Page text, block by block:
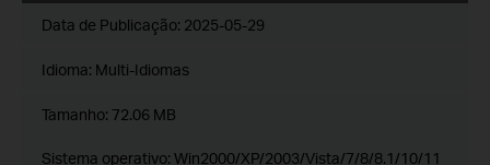
Data de Publicação: 2025-05-29
Idioma: Multi-Idiomas
Tamanho: 72.06 MB
Sistema operativo: Win2000/XP/2003/Vista/7/8/8.1/10/11